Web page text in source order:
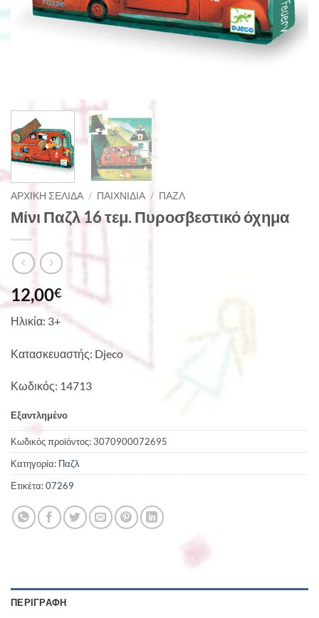
ΑΡΧΙΚΉ ΣΕΛΊΔΑ / ΠΑΙΧΝΊΔΙΑ / ΠΑΖΛ
Μίνι Παζλ 16 τεμ. Πυροσβεστικό όχημα
12,00€
Ηλικία: 3+
Κατασκευαστής: Djeco
Κωδικός: 14713
Εξαντλημένο
Κωδικός προϊόντος:3070900072695
Κατηγορία: Παζλ
Ετικέτα:07269
ΠΕΡΙΓΡΑΦΉ